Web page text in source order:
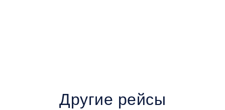
Другие рейсы